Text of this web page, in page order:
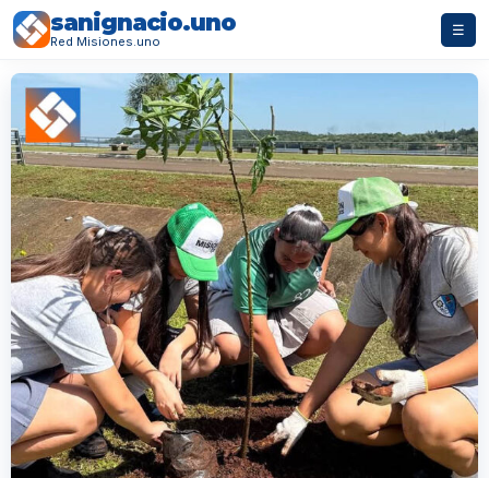
sanignacio.uno
Red Misiones.uno
☰